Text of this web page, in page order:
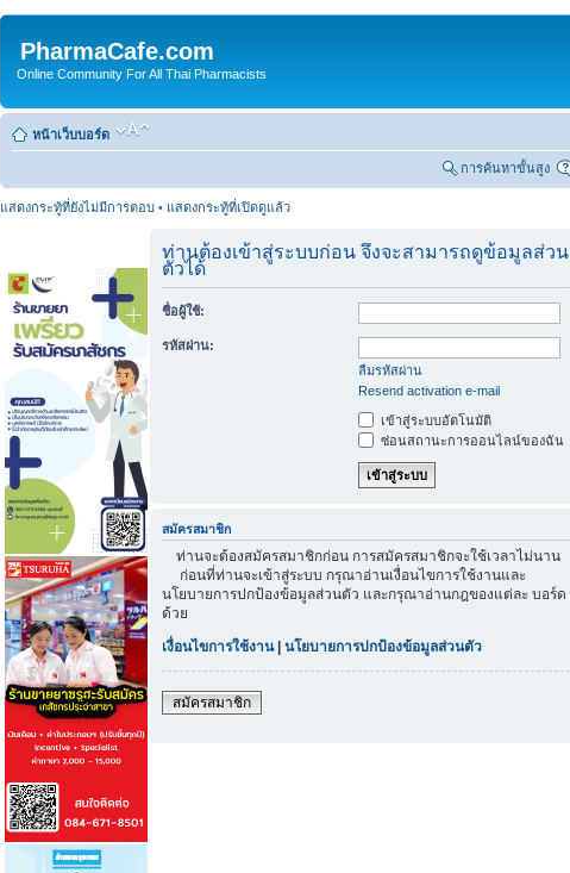
PharmaCafe.com
Online Community For All Thai Pharmacists
หน้าเว็บบอร์ด
การค้นหาขั้นสูง
แสดงกระทู้ที่ยังไม่มีการตอบ • แสดงกระทู้ที่เปิดดูแล้ว
ท่านต้องเข้าสู่ระบบก่อน จึงจะสามารถดูข้อมูลส่วน
ตัวได้
ชื่อผู้ใช้:
รหัสผ่าน:
ลืมรหัสผ่าน
Resend activation e-mail
เข้าสู่ระบบอัตโนมัติ
ซ่อนสถานะการออนไลน์ของฉัน
สมัครสมาชิก
ท่านจะต้องสมัครสมาชิกก่อน การสมัครสมาชิกจะใช้เวลาไม่นาน
ก่อนที่ท่านจะเข้าสู่ระบบ กรุณาอ่านเงื่อนไขการใช้งานและ
นโยบายการปกป้องข้อมูลส่วนตัว และกรุณาอ่านกฎของแต่ละ บอร์ด
ด้วย
เงื่อนไขการใช้งาน| นโยบายการปกป้องข้อมูลส่วนตัว
สมัครสมาชิก